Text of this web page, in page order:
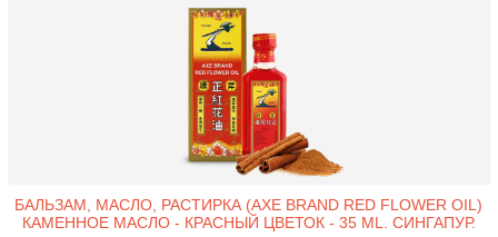
БАЛЬЗАМ, МАСЛО, РАСТИРКА (AXE BRAND RED FLOWER OIL)
КАМЕННОЕ МАСЛО - КРАСНЫЙ ЦВЕТОК - 35 ML. СИНГАПУР.